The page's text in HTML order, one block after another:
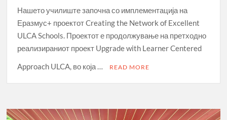
Нашето училиште започна со имплементација на
Еразмус+ проектот Creating the Network of Excellent
ULCA Schools. Проектот е продолжување на претходно
реализираниот проект Upgrade with Learner Centered
Approach ULCA, во која …
READ MORE